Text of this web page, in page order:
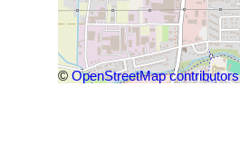
© OpenStreetMap contributors